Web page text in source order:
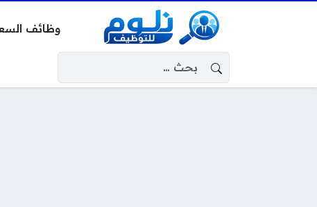
وظائف
البحث عن: